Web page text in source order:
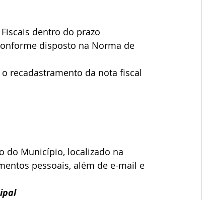
dentro do prazo
disposto na Norma de
recadastramento da nota fiscal
do Município, localizado na
pessoais, além de e-mail e